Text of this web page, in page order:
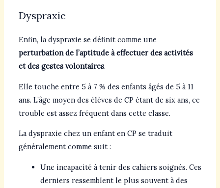
Dyspraxie
Enfin, la dyspraxie se définit comme une
perturbation de l’aptitude à effectuer des activités
et des gestes volontaires.
Elle touche entre 5 à 7 % des enfants âgés de 5 à 11
ans. L’âge moyen des élèves de CP étant de six ans, ce
trouble est assez fréquent dans cette classe.
La dyspraxie chez un enfant en CP se traduit
généralement comme suit :
Une incapacité à tenir des cahiers soignés. Ces
derniers ressemblent le plus souvent à des